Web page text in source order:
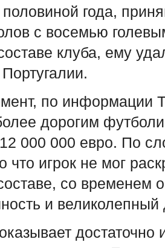
года,
с восемью
клуба, ему
по информации
дорогим
000 000 евро. По
что игрок не мог
со временем
и великолепный
достаточно